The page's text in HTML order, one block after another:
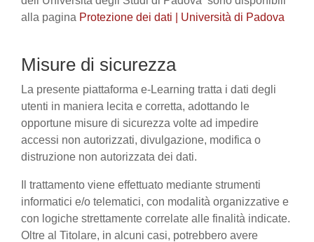
alla pagina Protezione dei dati | Università di Padova
Misure di sicurezza
La presente piattaforma e-Learning tratta i dati degli
utenti in maniera lecita e corretta, adottando le
opportune misure di sicurezza volte ad impedire
accessi non autorizzati, divulgazione, modifica o
distruzione non autorizzata dei dati.
Il trattamento viene effettuato mediante strumenti
informatici e/o telematici, con modalità organizzative e
con logiche strettamente correlate alle finalità indicate.
Oltre al Titolare, in alcuni casi, potrebbero avere